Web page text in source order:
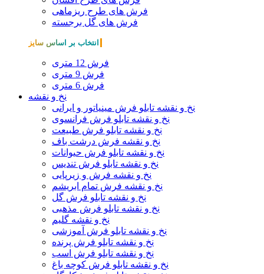
فرش های طرح ریزماهی
فرش های گل برجسته
انتخاب بر اساس سایز
فرش 12 متری
فرش 9 متری
فرش 6 متری
نخ و نقشه
نخ و نقشه تابلو فرش مینیاتور و ایرانی
نخ و نقشه تابلو فرش فرانسوی
نخ و نقشه تابلو فرش طبیعت
نخ و نقشه فرش درشت باف
نخ و نقشه تابلو فرش حیوانات
نخ و نقشه تابلو فرش تندیس
نخ و نقشه فرش و زیرپایی
نخ و نقشه فرش تمام ابریشم
نخ و نقشه تابلو فرش گل
نخ و نقشه تابلو فرش مذهبی
نخ و نقشه گلیم
نخ و نقشه تابلو فرش آموزشی
نخ و نقشه تابلو فرش پرنده
نخ و نقشه تابلو فرش اسب
نخ و نقشه تابلو فرش کوچه باغ